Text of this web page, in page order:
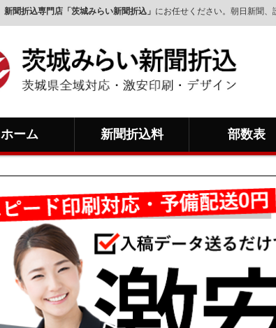
新聞折込専門店「茨城みらい新聞折込」 にお任せください。朝日新聞
ホーム 新聞折込料 部数表